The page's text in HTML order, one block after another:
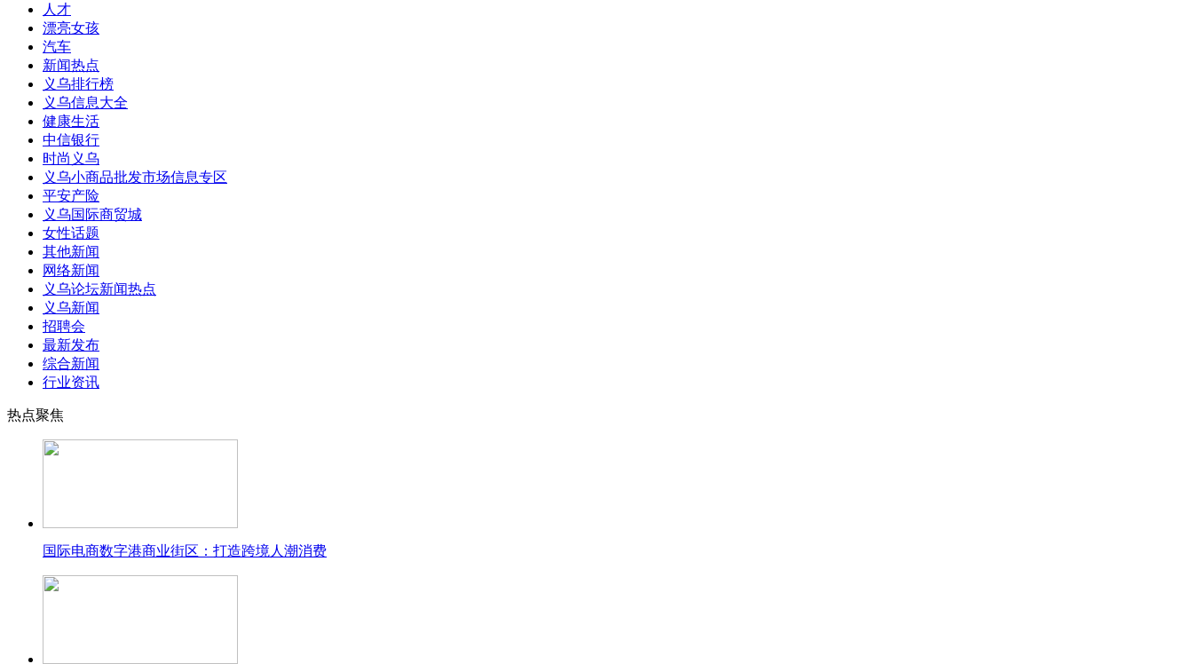
人才
漂亮女孩
汽车
新闻热点
义乌排行榜
义乌信息大全
健康生活
中信银行
时尚义乌
义乌小商品批发市场信息专区
平安产险
义乌国际商贸城
女性话题
其他新闻
网络新闻
义乌论坛新闻热点
义乌新闻
招聘会
最新发布
综合新闻
行业资讯
热点聚焦
国际电商数字港商业街区：打造跨境人潮消费